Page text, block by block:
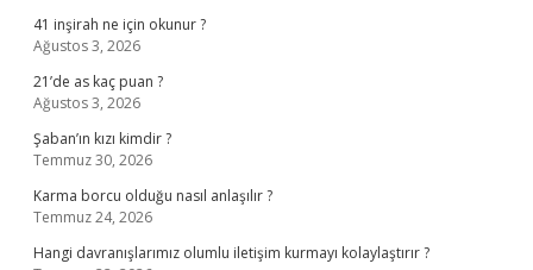
41 inşirah ne için okunur ?
Ağustos 3, 2026
21’de as kaç puan ?
Ağustos 3, 2026
Şaban’ın kızı kimdir ?
Temmuz 30, 2026
Karma borcu olduğu nasıl anlaşılır ?
Temmuz 24, 2026
Hangi davranışlarımız olumlu iletişim kurmayı kolaylaştırır ?